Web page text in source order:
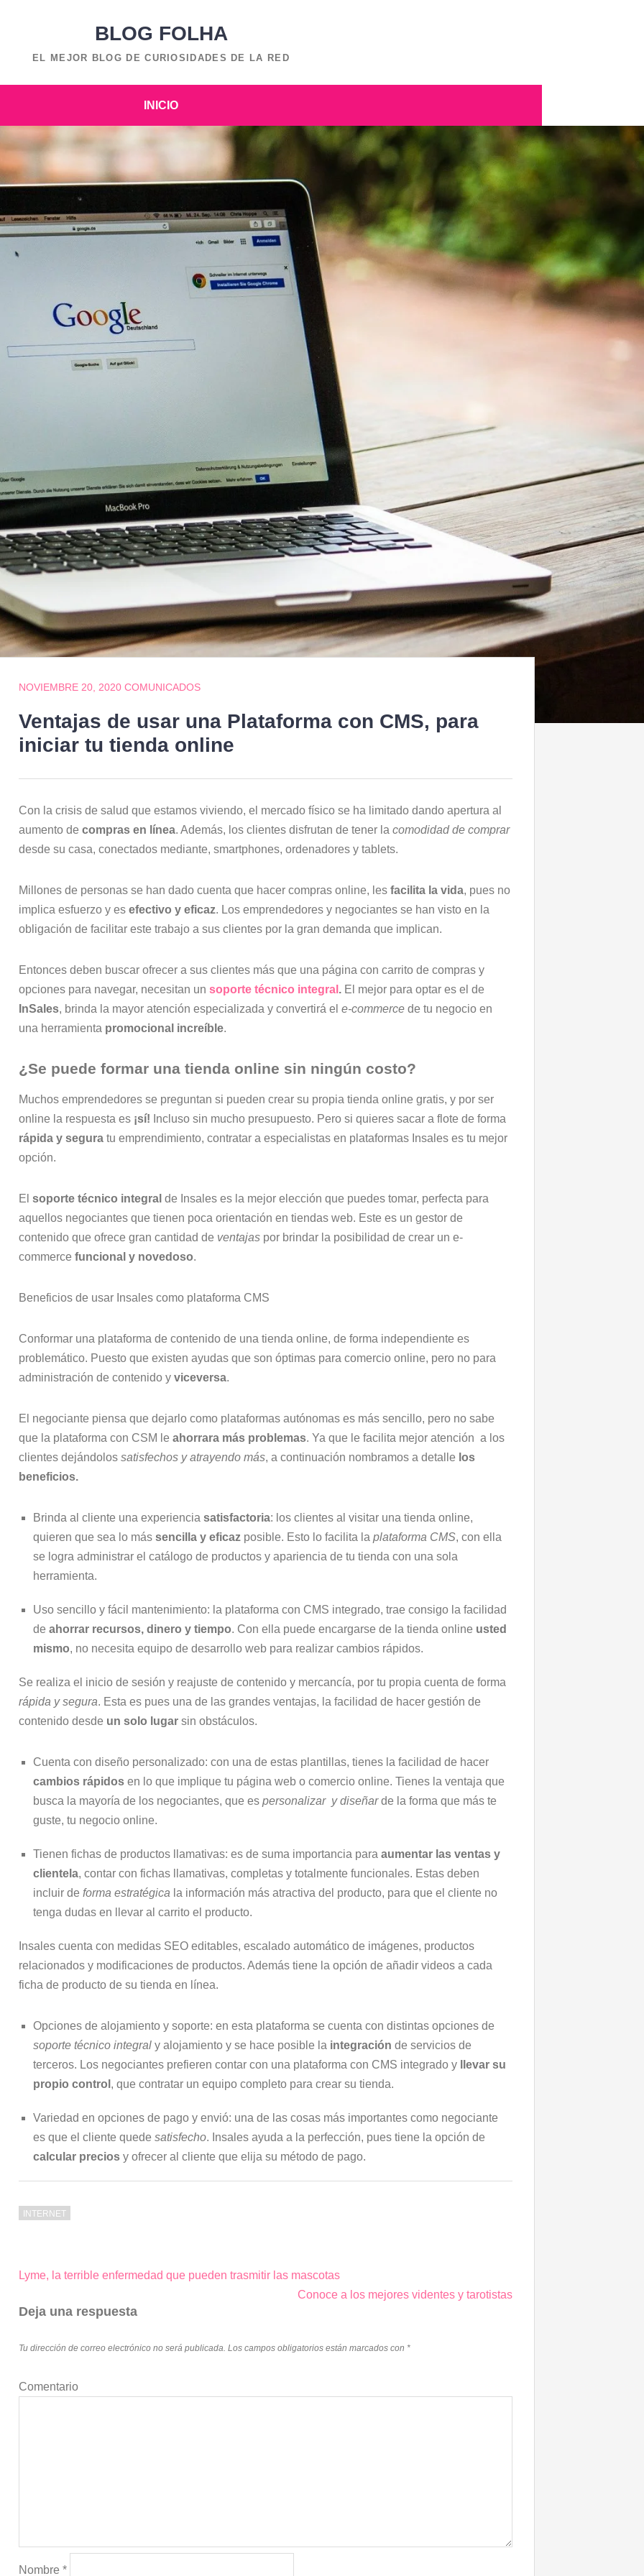
BLOG FOLHA
EL MEJOR BLOG DE CURIOSIDADES DE LA RED
INICIO
NOVIEMBRE 20, 2020 COMUNICADOS
Ventajas de usar una Plataforma con CMS, para
iniciar tu tienda online
Con la crisis de salud que estamos viviendo, el mercado físico se ha limitado dando apertura al
aumento decompras en línea. Además, los clientes disfrutan de tener lacomodidad de comprar
desde su casa, conectados mediante, smartphones, ordenadores y tablets.
Millones de personas se han dado cuenta que hacer compras online, lesfacilita la vida, pues no
implica esfuerzo y esefectivo y eficaz. Los emprendedores y negociantes se han visto en la
obligación de facilitar este trabajo a sus clientes por la gran demanda que implican.
Entonces deben buscar ofrecer a sus clientes más que una página con carrito de compras y
opciones para navegar, necesitan unsoporte técnico integral . El mejor para optar es el de
InSales, brinda la mayor atención especializada y convertirá ele-commerce de tu negocio en
una herramienta promocional increíble.
¿Se puede formar una tienda online sin ningún costo?
Muchos emprendedores se preguntan si pueden crear su propia tienda online gratis, y por ser
online la respuesta es ¡sí! Incluso sin mucho presupuesto. Pero si quieres sacar a flote de forma
rápida y segura tu emprendimiento, contratar a especialistas en plataformas Insales es tu mejor
opción.
Elsoporte técnico integral de Insales es la mejor elección que puedes tomar, perfecta para
aquellos negociantes que tienen poca orientación en tiendas web. Este es un gestor de
contenido que ofrece gran cantidad de ventajas por brindar la posibilidad de crear un e-
commercefuncional y novedoso.
Beneficios de usar Insales como plataforma CMS
Conformar una plataforma de contenido de una tienda online, de forma independiente es
problemático. Puesto que existen ayudas que son óptimas para comercio online, pero no para
administración de contenido yviceversa.
El negociante piensa que dejarlo como plataformas autónomas es más sencillo, pero no sabe
que la plataforma con CSM leahorrara más problemas. Ya que le facilita mejor atención a los
clientes dejándolossatisfechos y atrayendo más, a continuación nombramos a detalle los
beneficios.
Brinda al cliente una experienciasatisfactoria: los clientes al visitar una tienda online,
quieren que sea lo mássencilla y eficaz posible. Esto lo facilita laplataforma CMS, con ella
se logra administrar el catálogo de productos y apariencia de tu tienda con una sola
herramienta.
Uso sencillo y fácil mantenimiento: la plataforma con CMS integrado, trae consigo la facilidad
deahorrar recursos, dinero y tiempo. Con ella puede encargarse de la tienda online usted
mismo, no necesita equipo de desarrollo web para realizar cambios rápidos.
Se realiza el inicio de sesión y reajuste de contenido y mercancía, por tu propia cuenta de forma
rápida y segura. Esta es pues una de las grandes ventajas, la facilidad de hacer gestión de
contenido desde un solo lugar sin obstáculos.
Cuenta con diseño personalizado: con una de estas plantillas, tienes la facilidad de hacer
cambios rápidos en lo que implique tu página web o comercio online. Tienes la ventaja que
busca la mayoría de los negociantes, que espersonalizar y diseñarde la forma que más te
guste, tu negocio online.
Tienen fichas de productos llamativas: es de suma importancia paraaumentar las ventas y
clientela, contar con fichas llamativas, completas y totalmente funcionales. Estas deben
incluir deforma estratégica la información más atractiva del producto, para que el cliente no
tenga dudas en llevar al carrito el producto.
Insales cuenta con medidas SEO editables, escalado automático de imágenes, productos
relacionados y modificaciones de productos. Además tiene la opción de añadir videos a cada
ficha de producto de su tienda en línea.
Opciones de alojamiento y soporte: en esta plataforma se cuenta con distintas opciones de
soporte técnico integral y alojamiento y se hace posible la integración de servicios de
terceros. Los negociantes prefieren contar con una plataforma con CMS integrado y
llevar su
propio control , que contratar un equipo completo para crear su tienda.
Variedad en opciones de pago y envió: una de las cosas más importantes como negociante
es que el cliente quedesatisfecho. Insales ayuda a la perfección, pues tiene la opción de
calcular precios y ofrecer al cliente que elija su método de pago.
INTERNET
de
entradas
Lyme, la terrible enfermedad que pueden trasmitir las mascotas
Conoce a los mejores videntes y tarotistas
Deja una respuesta
Tu dirección de correo electrónico no será publicada. Los campos obligatorios están marcados con *
Comentario
Nombre*